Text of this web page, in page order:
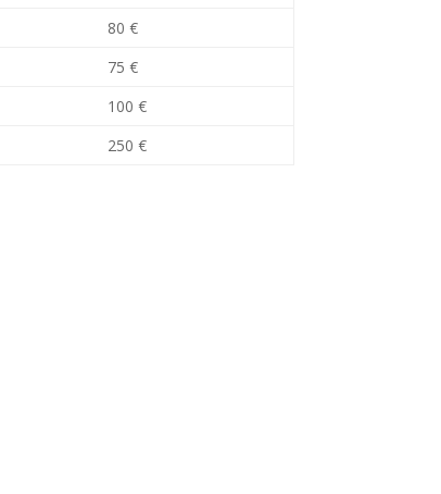
80 €
75 €
100 €
250 €